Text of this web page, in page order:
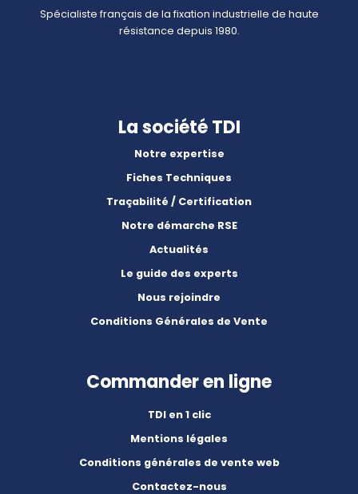
Spécialiste français de la fixation industrielle de haute
résistance depuis 1980.
La société TDI
Notre expertise
Fiches Techniques
Traçabilité / Certification
Notre démarche RSE
Actualités
Le guide des experts
Nous rejoindre
Conditions Générales de Vente
Commander en ligne
TDI en 1 clic
Mentions légales
Conditions générales de vente web
Contactez-nous